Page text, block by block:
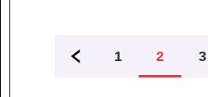
1 2 3